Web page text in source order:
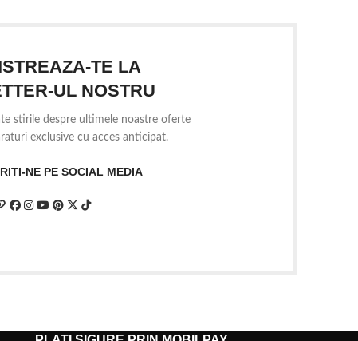
TE LA
UL NOSTRU
stirile despre ultimele noastre oferte
exclusive cu acces anticipat.
NE PE SOCIAL MEDIA